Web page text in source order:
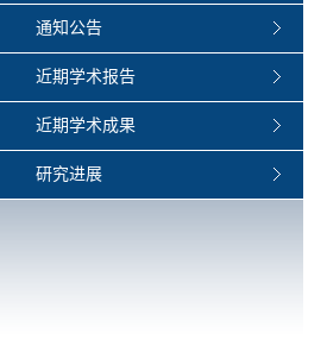
通知公告
近期学术报告
近期学术成果
研究进展